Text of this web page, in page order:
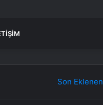
Son Eklenen